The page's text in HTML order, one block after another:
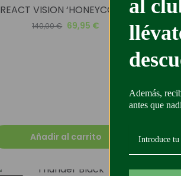
REACT VISION ‘HONEYCOMB’
140,00€ 69,95 €
Añadir al carrito
al
Además,
antes que